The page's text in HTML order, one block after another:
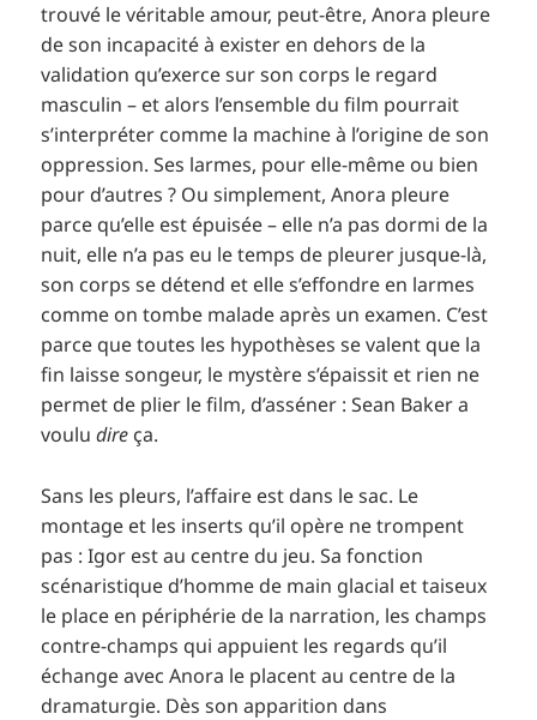
trouvé le véritable amour, peut-être, Anora pleure
de son incapacité à exister en dehors de la
validation qu’exerce sur son corps le regard
masculin – et alors l’ensemble du film pourrait
s’interpréter comme la machine à l’origine de son
oppression. Ses larmes, pour elle-même ou bien
pour d’autres ? Ou simplement, Anora pleure
parce qu’elle est épuisée – elle n’a pas dormi de la
nuit, elle n’a pas eu le temps de pleurer jusque-là,
son corps se détend et elle s’effondre en larmes
comme on tombe malade après un examen. C’est
parce que toutes les hypothèses se valent que la
fin laisse songeur, le mystère s’épaissit et rien ne
permet de plier le film, d’asséner : Sean Baker a
vouludire ça.
Sans les pleurs, l’affaire est dans le sac. Le
montage et les inserts qu’il opère ne trompent
pas : Igor est au centre du jeu. Sa fonction
scénaristique d’homme de main glacial et taiseux
le place en périphérie de la narration, les champs
contre-champs qui appuient les regards qu’il
échange avec Anora le placent au centre de la
dramaturgie. Dès son apparition dans